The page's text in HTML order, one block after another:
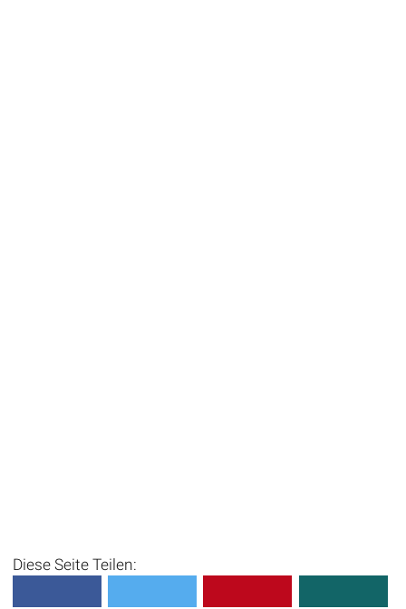
Diese Seite Teilen: